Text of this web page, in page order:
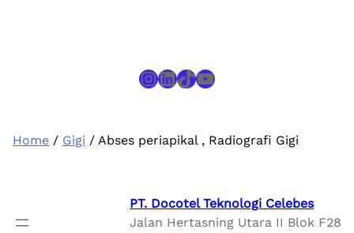
Instagram
LinkedIn
TikTok
YouTube
Home / Gigi / Abses periapikal , Radiografi Gigi
PT. Docotel Teknologi Celebes
Jalan Hertasning Utara II Blok F28